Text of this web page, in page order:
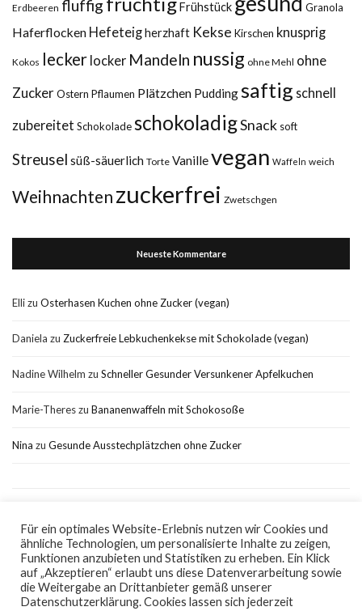
Erdbeeren fluffig Frühstück Granola
Haferflocken Hefeteigherzhaft Kekse Kirschen knusprig
Kokos lecker locker Mandeln nussig ohne Mehl ohne
ZuckerOstern Pflaumen Plätzchen Pudding saftig schnell
zubereitet Schokolade schokoladigSnack soft
Streusel süß-säuerlich Torte Vanillevegan Waffeln weich
Weihnachten zuckerfrei Zwetschgen
Neueste Kommentare
Ellizu Osterhasen Kuchen ohne Zucker (vegan)
Daniela zu Zuckerfreie Lebkuchenkekse mit Schokolade (vegan)
Nadine Wilhelm zu Schneller Gesunder Versunkener Apfelkuchen
Marie-Thereszu Bananenwaffeln mit Schokosoße
Nina zu Gesunde Ausstechplätzchen ohne Zucker
Impressum Datenschutz
Für ein optimales Website-Erlebnis nutzen wir Cookies und
ähnliche Technologien, um personalisierte Inhalte zu zeigen,
Funktionen anzubieten und Statistiken zu erheben. Ein Klick
auf „Akzeptieren“ erlaubt uns diese Datenverarbeitung sowie
die Weitergabe an Drittanbieter gemäß unserer
Datenschutzerklärung. Cookies lassen sich jederzeit